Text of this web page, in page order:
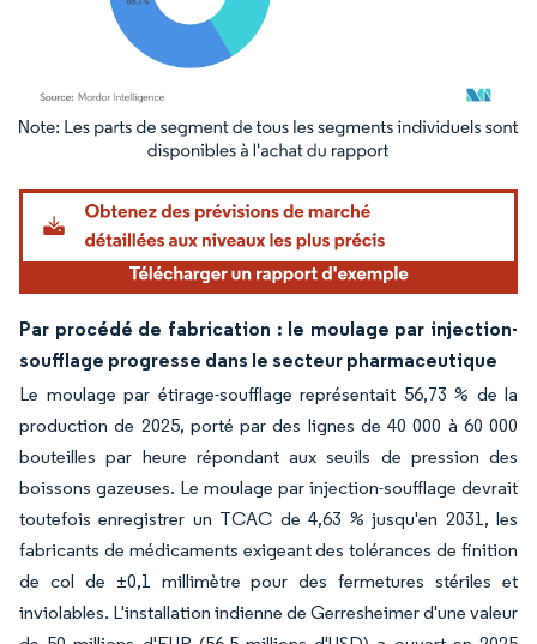
Image © Mordor Intelligence. La réutilisation nécessite une attribution sous CC BY
Par procédé de fabrication : le moulage par injection-
soufflage progresse dans le secteur pharmaceutique
Le moulage par étirage-soufflage représentait 56,73 % de la
production de 2025, porté par des lignes de 40 000 à 60 000
bouteilles par heure répondant aux seuils de pression des
boissons gazeuses. Le moulage par injection-soufflage devrait
toutefois enregistrer un TCAC de 4,63 % jusqu'en 2031, les
fabricants de médicaments exigeant des tolérances de finition
de col de ±0,1 millimètre pour des fermetures stériles et
inviolables. L'installation indienne de Gerresheimer d'une valeur